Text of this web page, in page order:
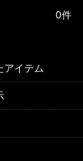
0件
アイテム